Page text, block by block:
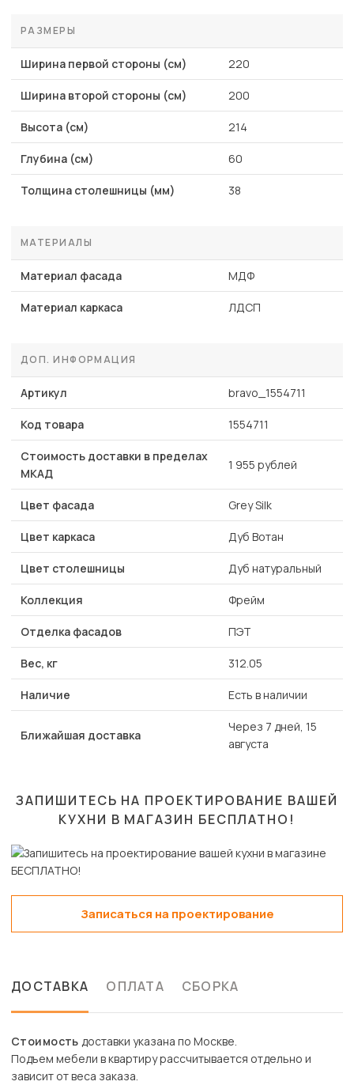
РАЗМЕРЫ
Ширина первой стороны (см) 220
Ширина второй стороны (см) 200
Высота (см) 214
Глубина (см) 60
Толщина столешницы (мм) 38
МАТЕРИАЛЫ
Материал фасада МДФ
Материал каркаса ЛДСП
ДОП. ИНФОРМАЦИЯ
Артикул bravo_1554711
Код товара 1554711
Стоимость доставки в пределах
МКАД
1 955 рублей
Цвет фасада Grey Silk
Цвет каркаса Дуб Вотан
Цвет столешницы Дуб натуральный
Коллекция Фрейм
Отделка фасадов ПЭТ
Вес, кг 312.05
Наличие Есть в наличии
Ближайшая доставка
Через 7 дней, 15
августа
ЗАПИШИТЕСЬ НА ПРОЕКТИРОВАНИЕ ВАШЕЙ
КУХНИ В МАГАЗИН БЕСПЛАТНО!
Записаться на проектирование
ДОСТАВКА ОПЛАТА СБОРКА
Стоимость доставки указана по Москве.
Подъем мебели в квартиру рассчитывается отдельно и
зависит от веса заказа.